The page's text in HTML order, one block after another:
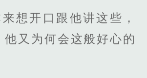
想开口跟他讲这些，
他又为何会这般好心的